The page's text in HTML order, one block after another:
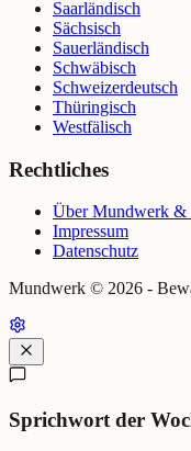
Saarländisch
Sächsisch
Sauerländisch
Schwäbisch
Schweizerdeutsch
Thüringisch
Westfälisch
Rechtliches
Über Mundwerk &
Impressum
Datenschutz
Mundwerk © 2026 -
Sprichwort der